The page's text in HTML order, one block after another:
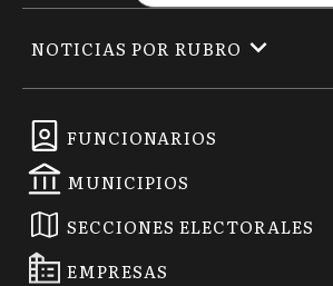
FUNCIONARIOS
MUNICIPIOS
SECCIONES ELECTORALES
EMPRESAS
NOTICIAS POR RUBRO